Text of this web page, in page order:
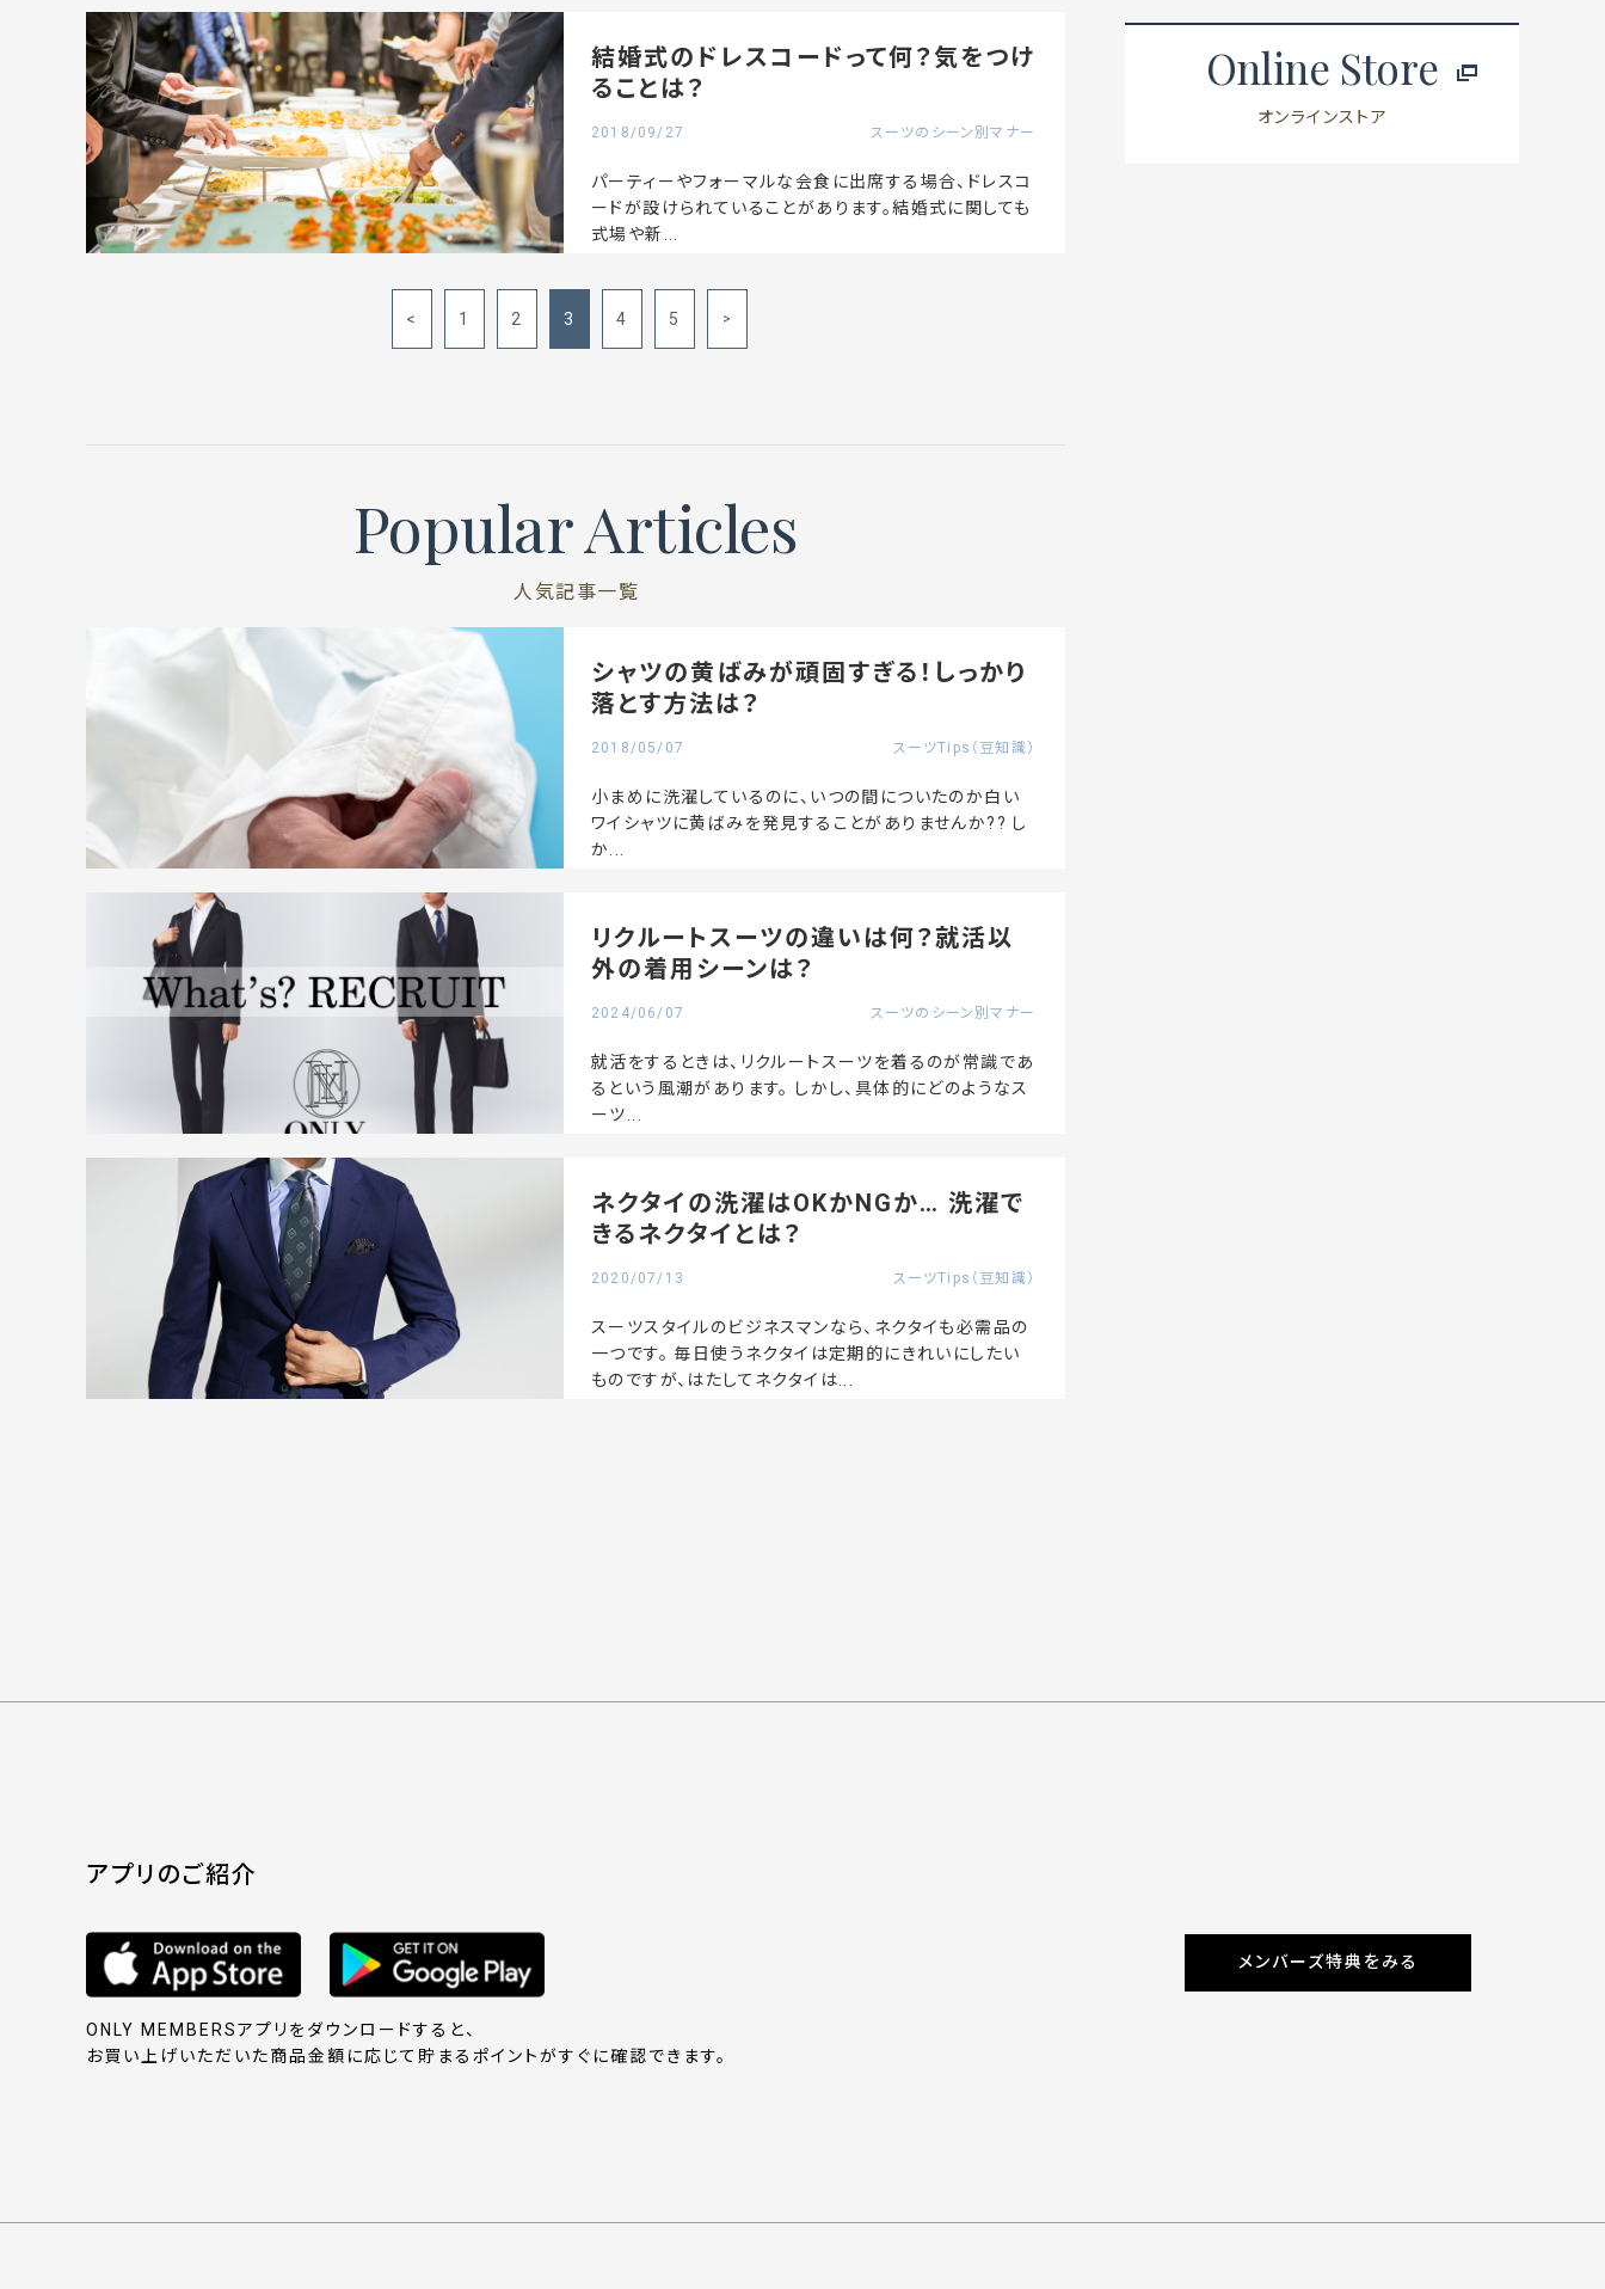
結婚式のドレスコードって何？気をつけ
ることは？
2018/09/27 スーツのシーン別マナー
パーティーやフォーマルな会食に出席する場合、ドレスコ
ードが設けられていることがあります。結婚式に関しても
式場や新...
< 1 2 3 4 5 >
Popular Articles
人気記事一覧
シャツの黄ばみが頑固すぎる！しっかり
落とす方法は？
2018/05/07 スーツTips（豆知識）
小まめに洗濯しているのに、いつの間についたのか白い
ワイシャツに黄ばみを発見することがありませんか?? し
か...
リクルートスーツの違いは何？就活以
外の着用シーンは？
2024/06/07 スーツのシーン別マナー
就活をするときは、リクルートスーツを着るのが常識であ
るという風潮があります。 しかし、具体的にどのようなス
ーツ...
ネクタイの洗濯はOKかNGか… 洗濯で
きるネクタイとは？
2020/07/13 スーツTips（豆知識）
スーツスタイルのビジネスマンなら、ネクタイも必需品の
一つです。 毎日使うネクタイは定期的にきれいにしたい
ものですが、はたしてネクタイは...
Online Store
オンラインストア
アプリのご紹介
ONLY MEMBERSアプリをダウンロードすると、
お買い上げいただいた商品金額に応じて貯まるポイントがすぐに確認できます。
メンバーズ特典をみる